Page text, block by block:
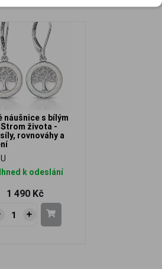
náušnice s bílým
života -
rovnováhy a
Ihned k odeslání
1 490 Kč